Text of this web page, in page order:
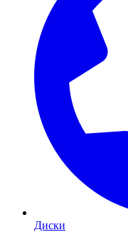
Диски